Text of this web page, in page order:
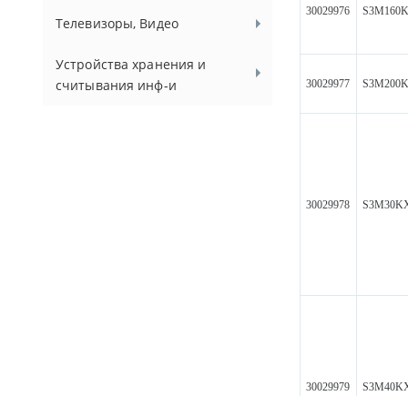
Телевизоры, Видео
Устройства хранения и
считывания инф-и
30029976
30029977
30029978
30029979